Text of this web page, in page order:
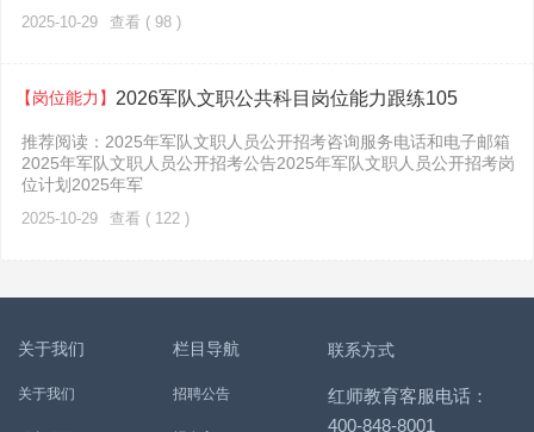
2025-10-29 查看 ( 98 )
【岗位能力】 2026军队文职公共科目岗位能力跟练105
推荐阅读：2025年军队文职人员公开招考咨询服务电话和电子邮箱
2025年军队文职人员公开招考公告2025年军队文职人员公开招考岗
位计划2025年军
2025-10-29 查看 ( 122 )
关于我们
关于我们
栏目导航
招聘公告
联系方式
红师教育客服电话：
400-848-8001